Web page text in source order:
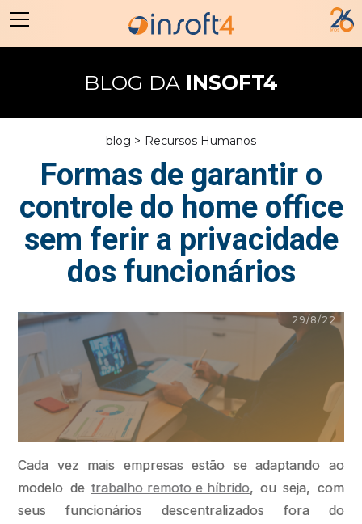
BLOG DAINSOFT4
blog > Recursos Humanos
Formas de garantir o
controle do home office
sem ferir a privacidade
dos funcionários
29/8/22
Cada vez mais empresas estão se adaptando ao
modelo de trabalho remoto e híbrido, ou seja, com
seus funcionários descentralizados fora do